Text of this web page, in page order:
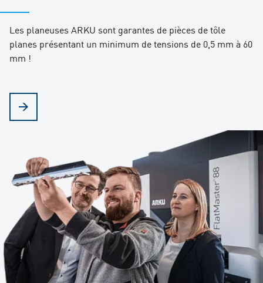
Les planeuses ARKU sont garantes de pièces de tôle
planes présentant un minimum de tensions de 0,5 mm à 60
mm !